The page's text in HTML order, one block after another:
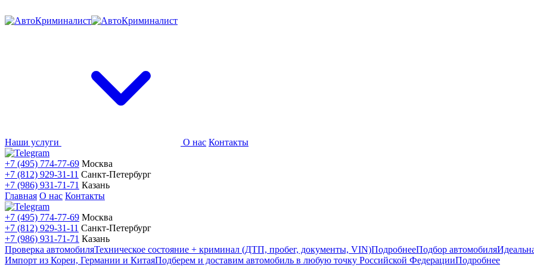
Наши услуги О нас Контакты
+7 (495) 774-77-69 Москва
+7 (812) 929-31-11 Санкт-Петербург
+7 (986) 931-71-71 Казань
Главная О нас Контакты
+7 (495) 774-77-69 Москва
+7 (812) 929-31-11 Санкт-Петербург
+7 (986) 931-71-71 Казань
Проверка автомобиляТехническое состояние + криминал (ДТП, пробег, документы, VIN)ПодробнееПодбор автомобиля
Импорт из Кореи, Германии и КитаяПодберем и доставим автомобиль в любую точку Российской ФедерацииПодробнее